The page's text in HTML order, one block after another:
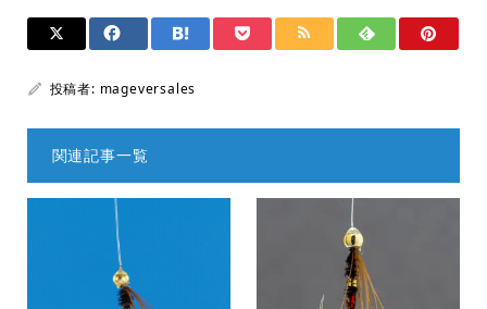
投稿者: mageversales
関連記事一覧